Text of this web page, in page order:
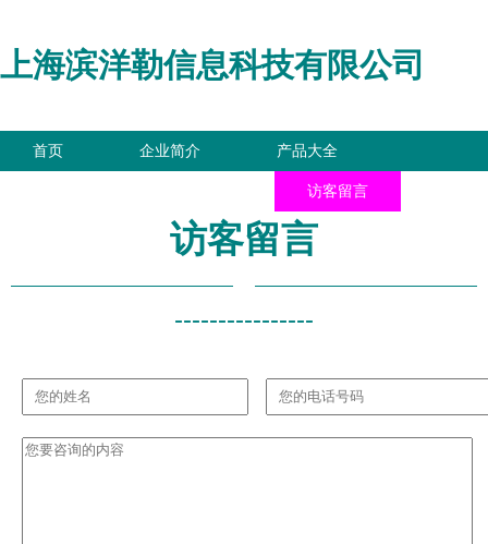
上海滨洋勒信息科技有限公司
首页 企业简介 产品大全
访客留言
访客留言
----------------